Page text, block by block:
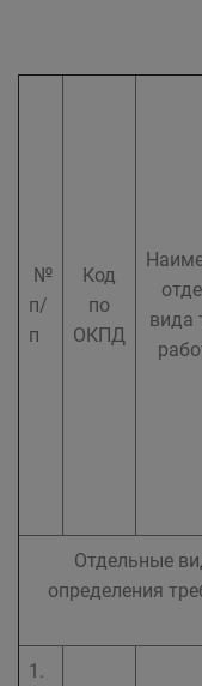
№
п/
п
Код
по
ОКПД
вида
Отдельные
определения
1.